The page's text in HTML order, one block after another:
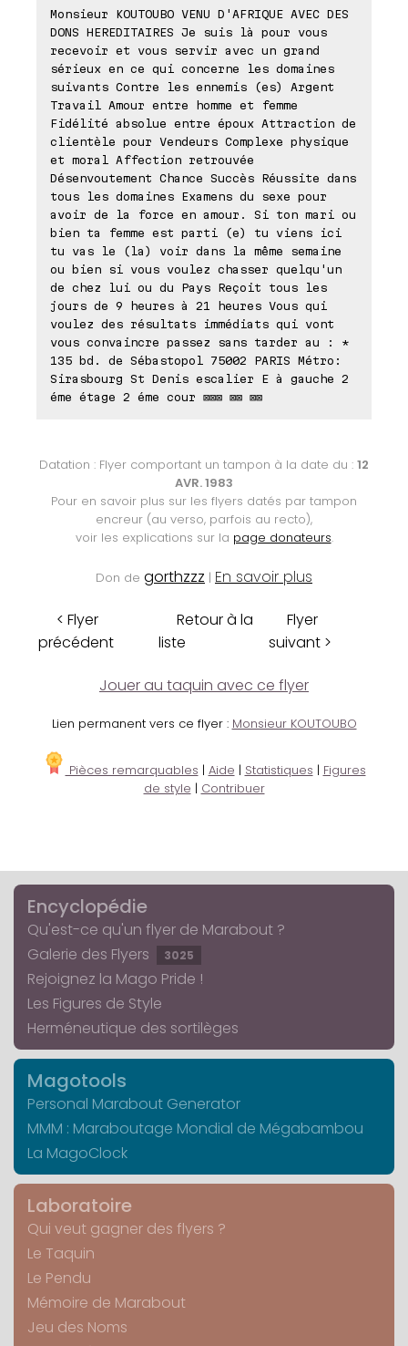
Monsieur KOUTOUBO VENU D'AFRIQUE AVEC DES
DONS HEREDITAIRES Je suis là pour vous
recevoir et vous servir avec un grand
sérieux en ce qui concerne les domaines
suivants Contre les ennemis (es) Argent
Travail Amour entre homme et femme
Fidélité absolue entre époux Attraction de
clientèle pour Vendeurs Complexe physique
et moral Affection retrouvée
Désenvoutement Chance Succès Réussite dans
tous les domaines Examens du sexe pour
avoir de la force en amour. Si ton mari ou
bien ta femme est parti (e) tu viens ici
tu vas le (la) voir dans la même semaine
ou bien si vous voulez chasser quelqu'un
de chez lui ou du Pays Reçoit tous les
jours de 9 heures à 21 heures Vous qui
voulez des résultats immédiats qui vont
vous convaincre passez sans tarder au : *
135 bd. de Sébastopol 75002 PARIS Métro:
Sirasbourg St Denis escalier E à gauche 2
éme étage 2 éme cour ⊠⊠⊠ ⊠⊠ ⊠⊠
Datation : Flyer comportant un tampon à la date du : 12
AVR. 1983
Pour en savoir plus sur les flyers datés par tampon
encreur (au verso, parfois au recto),
voir les explications sur la page donateurs.
Don de gorthzzz | En savoir plus
< Flyer
précédent
Retour à la
liste
Flyer
suivant >
Jouer au taquin avec ce flyer
Lien permanent vers ce flyer : Monsieur KOUTOUBO
Pièces remarquables | Aide | Statistiques | Figures
de style | Contribuer
Encyclopédie
Qu'est-ce qu'un flyer de Marabout ?
Galerie des Flyers
3025
Rejoignez la Mago Pride !
Les Figures de Style
Herméneutique des sortilèges
Magotools
Personal Marabout Generator
MMM : Maraboutage Mondial de Mégabambou
La MagoClock
Laboratoire
Qui veut gagner des flyers ?
Le Taquin
Le Pendu
Mémoire de Marabout
Jeu des Noms